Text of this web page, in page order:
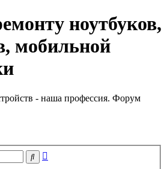
ноутбуков,
мобильной
- наша профессия. Форум
Поиск